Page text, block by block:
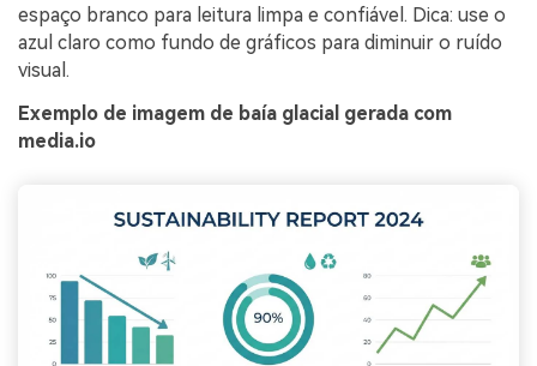
espaço branco para leitura limpa e confiável. Dica: use o
azul claro como fundo de gráficos para diminuir o ruído
visual.
Exemplo de imagem de baía glacial gerada com
media.io